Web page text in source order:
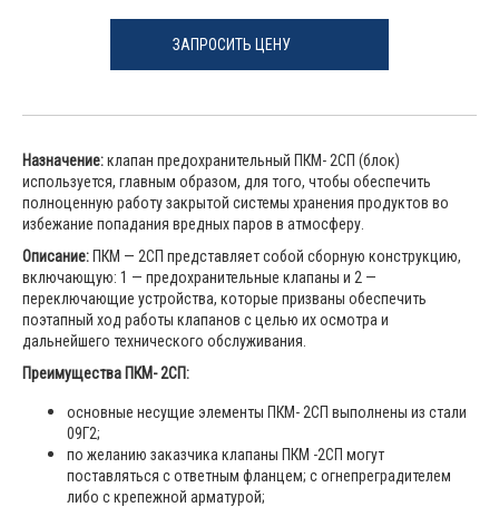
ЗАПРОСИТЬ ЦЕНУ
Назначение:клапан предохранительный ПКМ- 2СП (блок)
используется, главным образом, для того, чтобы обеспечить
полноценную работу закрытой системы хранения продуктов во
избежание попадания вредных паров в атмосферу.
Описание: ПКМ — 2СП представляет собой сборную конструкцию,
включающую: 1 — предохранительные клапаны и 2 —
переключающие устройства, которые призваны обеспечить
поэтапный ход работы клапанов с целью их осмотра и
дальнейшего технического обслуживания.
Преимущества ПКМ- 2СП:
основные несущие элементы ПКМ- 2СП выполнены из стали
09Г2;
по желанию заказчика клапаны ПКМ -2СП могут
поставляться с ответным фланцем; с огнепреградителем
либо с крепежной арматурой;